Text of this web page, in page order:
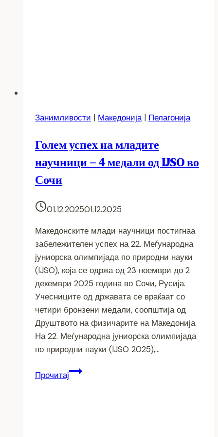
Занимливости | Македонија| Пелагонија
Голем успех на младите
научници – 4 медали од IJSO во
Сочи
01.12.202501.12.2025
Македонските млади научници постигнаа
забележителен успех на 22. Меѓународна
јуниорска олимпијада по природни науки
(IJSO), која се одржа од 23 ноември до 2
декември 2025 година во Сочи, Русија.
Учесниците од државата се враќаат со
четири бронзени медали, соопштија од
Друштвото на физичарите на Македонија.
На 22. Меѓународна јуниорска олимпијада
по природни науки (IJSO 2025),…
ПрочитајГолем